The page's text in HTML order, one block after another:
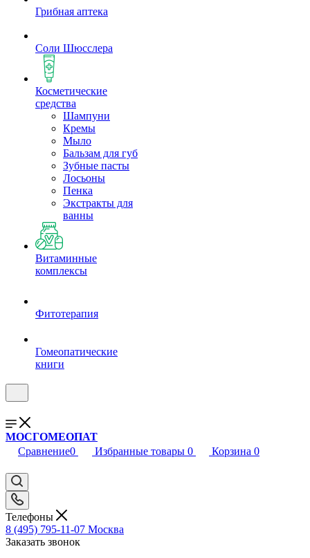
Грибная аптека
Соли Шюсслера
Косметические
средства
Шампуни
Кремы
Мыло
Бальзам для губ
Зубные пасты
Лосьоны
Пенка
Экстракты для
ванны
Витаминные
комплексы
Фитотерапия
Гомеопатические
книги
МОСГОМЕОПАТ
Сравнение0 Избранные товары 0 Корзина 0
Телефоны
8 (495) 795-11-07 Москва
Заказать звонок